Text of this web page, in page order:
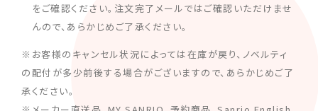
をご確認ください。注文完了メールではご確認いただけませ
んので、あらかじめご了承ください。
※お客様のキャンセル状況によっては在庫が戻り、ノベルティ
の配付が多少前後する場合がございますので、あらかじめご了
承ください。